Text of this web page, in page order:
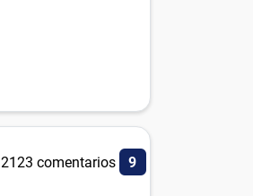
2123 comentarios
9